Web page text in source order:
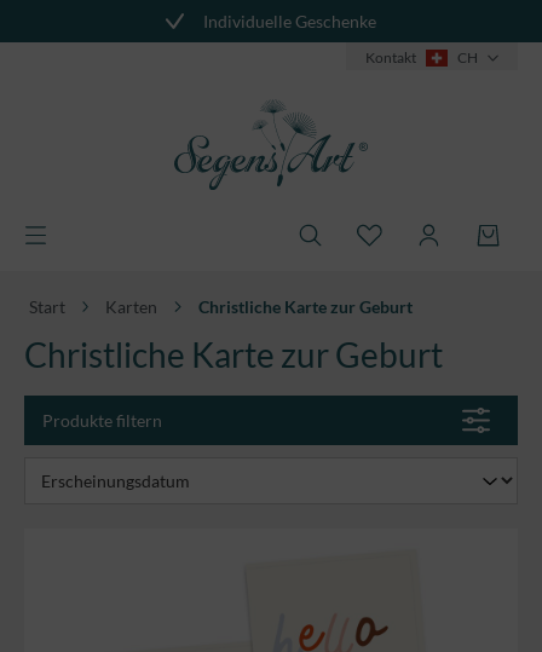
Individuelle Geschenke
Kontakt CH
Produkte filtern
Start Karten Christliche Karte zur Geburt
Christliche Karte zur Geburt